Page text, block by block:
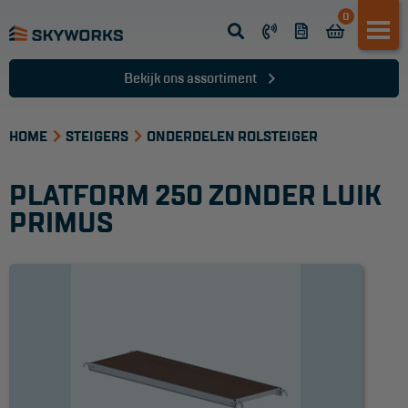
0
Opsteek ladder
Schuifladder
Telescopische ladder
Ladder accessoires
Dubbele trap
Bekijk ons assortiment
HOME STEIGERS ONDERDELEN ROLSTEIGER
PLATFORM 250 ZONDER LUIK
PRIMUS